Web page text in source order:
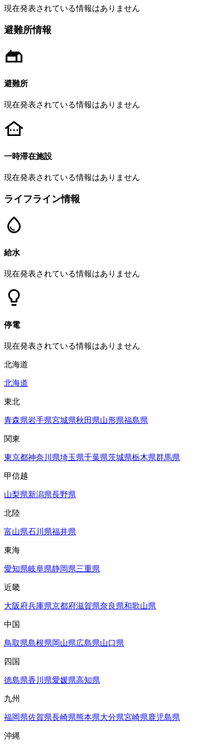
現在発表されている情報はありません
避難所情報
避難所
現在発表されている情報はありません
一時滞在施設
現在発表されている情報はありません
ライフライン情報
給水
現在発表されている情報はありません
停電
現在発表されている情報はありません
北海道
北海道
東北
青森県岩手県宮城県秋田県山形県福島県
関東
東京都神奈川県埼玉県千葉県茨城県栃木県群馬県
甲信越
山梨県新潟県長野県
北陸
富山県石川県福井県
東海
愛知県岐阜県静岡県三重県
近畿
大阪府兵庫県京都府滋賀県奈良県和歌山県
中国
鳥取県島根県岡山県広島県山口県
四国
徳島県香川県愛媛県高知県
九州
福岡県佐賀県長崎県熊本県大分県宮崎県鹿児島県
沖縄